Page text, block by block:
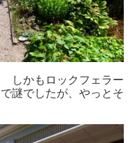
かもロックフェラー
謎でしたが、やっとそ